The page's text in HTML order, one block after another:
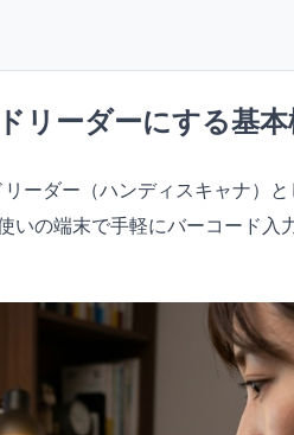
リーダーにする基本
ーダー（ハンディスキャナ）
の端末で手軽にバーコード入